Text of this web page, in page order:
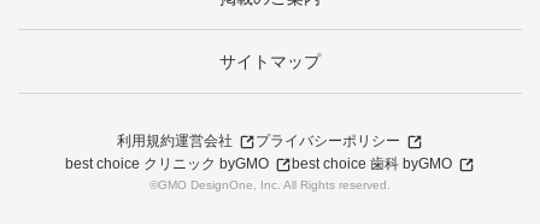
サイトマップ
利用規約運営会社
プライバシーポリシー
best choice クリニック byGMO
best choice 歯科 byGMO
©GMO DesignOne, Inc. All Rights reserved.